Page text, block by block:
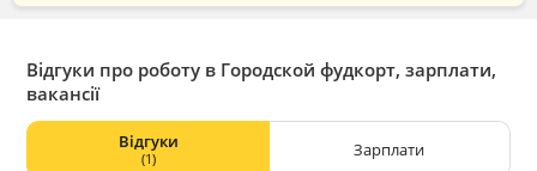
Відгуки про роботу в Городской фудкорт, зарплати,
вакансії
Відгуки
(1) Зарплати